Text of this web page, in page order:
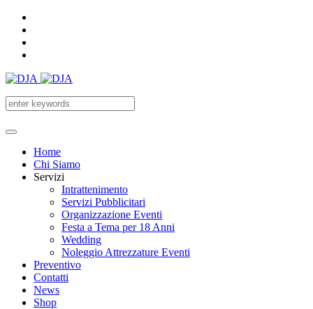
Home
Chi Siamo
Servizi
Intrattenimento
Servizi Pubblicitari
Organizzazione Eventi
Festa a Tema per 18 Anni
Wedding
Noleggio Attrezzature Eventi
Preventivo
Contatti
News
Shop